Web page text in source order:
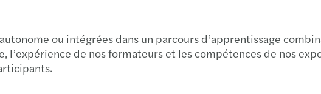
ou intégrées dans un parcours d’apprentissage
de nos formateurs et les compétences de nos